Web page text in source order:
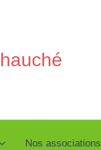
Nos associations